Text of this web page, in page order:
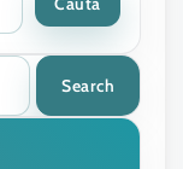
Search